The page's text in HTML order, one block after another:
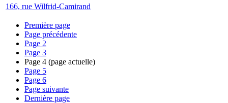
166, rue Wilfrid-Camirand
Première page
Page précédente
Page 2
Page 3
Page 4 (page actuelle)
Page 5
Page 6
Page suivante
Dernière page